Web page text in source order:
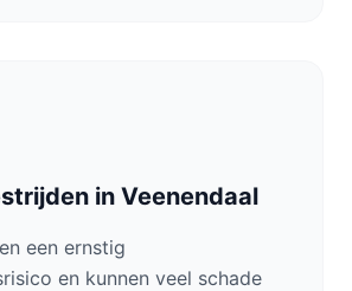
in Veenendaal
een ernstig
en kunnen veel schade